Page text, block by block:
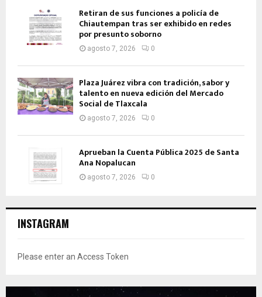
Retiran de sus funciones a policía de
Chiautempan tras ser exhibido en redes
por presunto soborno
agosto 7, 2026 0
Plaza Juárez vibra con tradición, sabor y
talento en nueva edición del Mercado
Social de Tlaxcala
agosto 7, 2026 0
Aprueban la Cuenta Pública 2025 de Santa
Ana Nopalucan
agosto 7, 2026 0
INSTAGRAM
Please enter an Access Token